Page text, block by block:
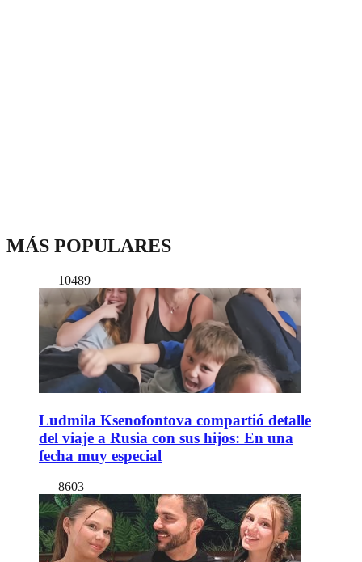
MÁS POPULARES
10489
Ludmila Ksenofontova compartió detalle
del viaje a Rusia con sus hijos: En una
fecha muy especial
8603